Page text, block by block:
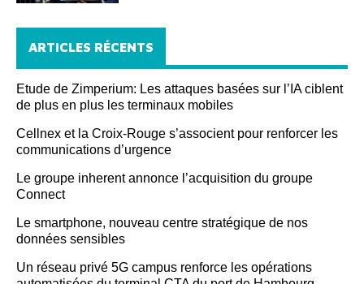
ARTICLES RÉCENTS
Etude de Zimperium: Les attaques basées sur l’IA ciblent
de plus en plus les terminaux mobiles
Cellnex et la Croix-Rouge s’associent pour renforcer les
communications d’urgence
Le groupe inherent annonce l’acquisition du groupe
Connect
Le smartphone, nouveau centre stratégique de nos
données sensibles
Un réseau privé 5G campus renforce les opérations